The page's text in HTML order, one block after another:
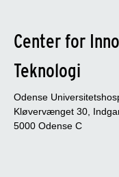
Center for
Teknologi
Odense
Kløvervænget 30,
5000 Odense C